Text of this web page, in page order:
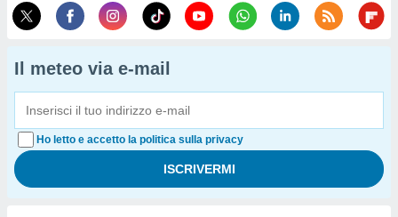
Il meteo via e-mail
Ho letto e accetto la politica sulla privacy